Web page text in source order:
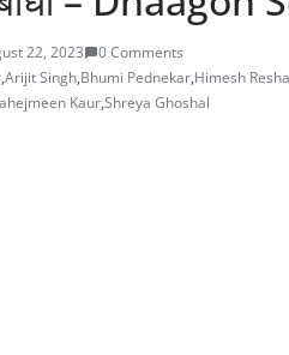
22, 2023
0 Comments
,Arijit Singh,Bhumi Pednekar,Himesh
Kaur,Shreya Ghoshal